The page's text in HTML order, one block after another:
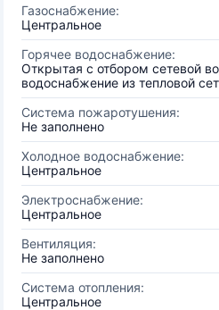
Газоснабжение:
Центральное
Горячее водоснабжение:
Открытая с отбором сетевой
водоснабжение из тепловой
Система пожаротушения:
Не заполнено
Холодное водоснабжение:
Центральное
Электроснабжение:
Центральное
Вентиляция:
Не заполнено
Система отопления:
Центральное